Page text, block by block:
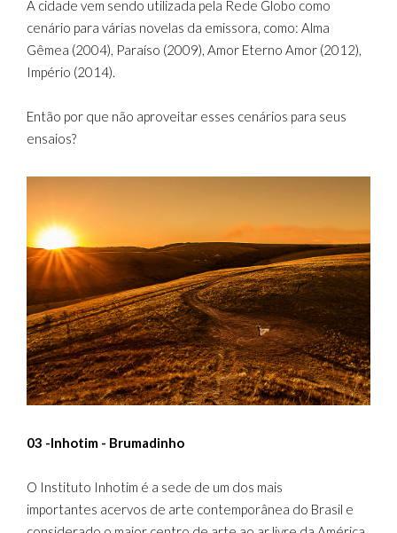
A cidade vem sendo utilizada pela Rede Globo como
cenário para várias novelas da emissora, como: Alma
Gêmea (2004), Paraíso (2009), Amor Eterno Amor (2012),
Império (2014).
Então por que não aproveitar esses cenários para seus
ensaios?
03 -Inhotim - Brumadinho
O Instituto Inhotim é a sede de um dos mais
importantes acervos de arte contemporânea do Brasil e